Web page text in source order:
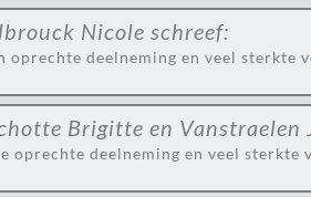
Nicole schreef:
oprechte deelneming en veel sterkte
Brigitte en Vanstraelen
oprechte deelneming en veel sterkte